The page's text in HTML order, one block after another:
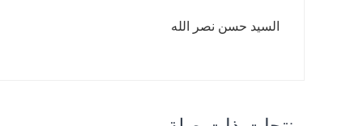
السيد حسن نصر الله